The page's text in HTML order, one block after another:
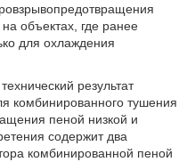
объектах, где ранее
для охлаждения
результат
комбинированного тушения
пеной низкой и
содержит два
комбинированной пеной